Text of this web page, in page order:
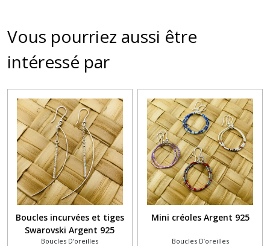
Vous pourriez aussi être
intéressé par
Boucles incurvées et tiges
Swarovski Argent 925
Boucles D’oreilles
Mini créoles Argent 925
Boucles D’oreilles